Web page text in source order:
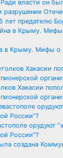
власти он
лет предателю
в Крыму. Мифы о
Хакасии
орудуют
России”?